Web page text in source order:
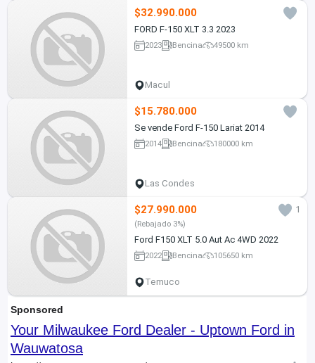
$32.990.000
FORD F-150 XLT 3.3 2023
2023 Bencina 49500 km
Macul
$15.780.000
Se vende Ford F-150 Lariat 2014
2014 Bencina 180000 km
Las Condes
$27.990.000 1
(Rebajado 3%)
Ford F150 XLT 5.0 Aut Ac 4WD 2022
2022 Bencina 105650 km
Temuco